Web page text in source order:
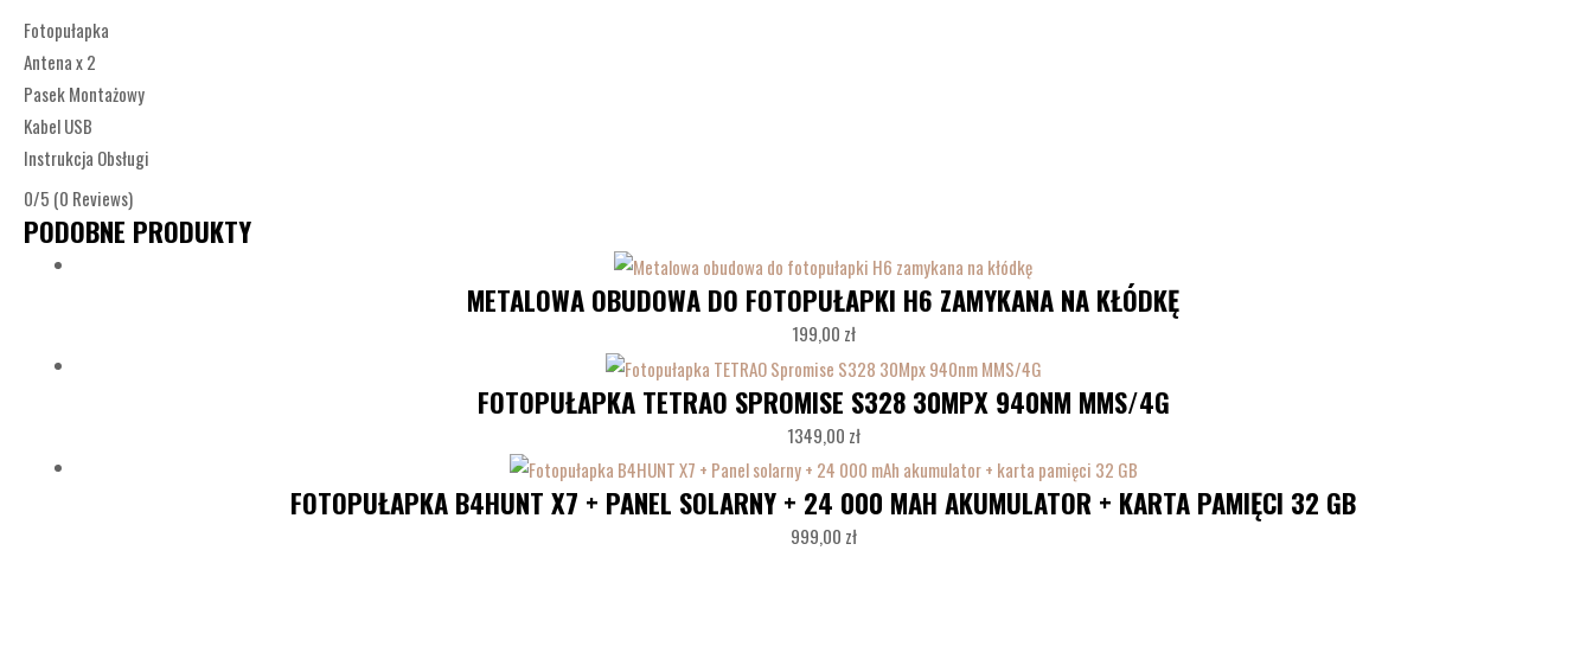
Fotopułapka
Antena x 2
Pasek Montażowy
Kabel USB
Instrukcja Obsługi
0/5 (0 Reviews)
PODOBNE PRODUKTY
METALOWA OBUDOWA DO FOTOPUŁAPKI H6 ZAMYKANA NA KŁÓDKĘ
199,00 zł
FOTOPUŁAPKA TETRAO SPROMISE S328 30MPX 940NM MMS/4G
1349,00 zł
FOTOPUŁAPKA B4HUNT X7 + PANEL SOLARNY + 24 000 MAH AKUMULATOR + KARTA PAMIĘCI 32 GB
999,00 zł